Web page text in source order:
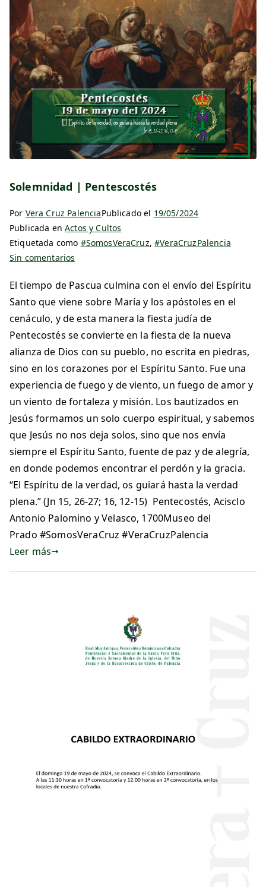
Solemnidad | Pentescostés
Por Vera Cruz PalenciaPublicado el 19/05/2024
Publicada enActos y Cultos
Etiquetada como #SomosVeraCruz,#VeraCruzPalencia
Sin comentarios
El tiempo de Pascua culmina con el envío del Espíritu
Santo que viene sobre María y los apóstoles en el
cenáculo, y de esta manera la fiesta judía de
Pentecostés se convierte en la fiesta de la nueva
alianza de Dios con su pueblo, no escrita en piedras,
sino en los corazones por el Espíritu Santo. Fue una
experiencia de fuego y de viento, un fuego de amor y
un viento de fortaleza y misión. Los bautizados en
Jesús formamos un solo cuerpo espiritual, y sabemos
que Jesús no nos deja solos, sino que nos envía
siempre el Espíritu Santo, fuente de paz y de alegría,
en donde podemos encontrar el perdón y la gracia.
“El Espíritu de la verdad, os guiará hasta la verdad
plena.” (Jn 15, 26-27; 16, 12-15) Pentecostés, Acisclo
Antonio Palomino y Velasco, 1700Museo del
Prado #SomosVeraCruz #VeraCruzPalencia
Leer más